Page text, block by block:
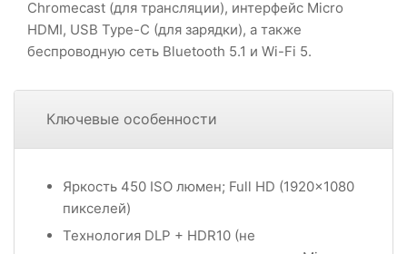
Chromecast (для трансляции), интерфейс Micro
HDMI, USB Type-C (для зарядки), а также
беспроводную сеть Bluetooth 5.1 и Wi-Fi 5.
Ключевые особенности
Яркость 450 ISO люмен; Full HD (1920x1080
пикселей)
Технология DLP + HDR10 (не